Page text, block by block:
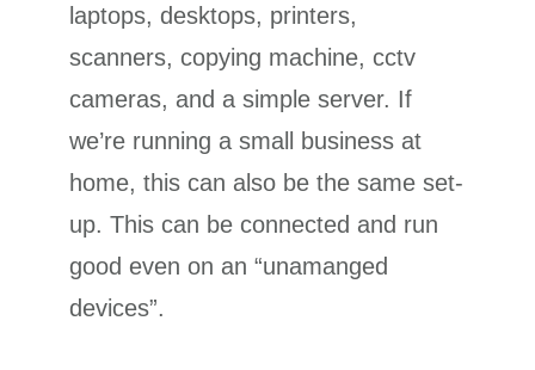
laptops, desktops, printers,
scanners, copying machine, cctv
cameras, and a simple server. If
we’re running a small business at
home, this can also be the same set-
up. This can be connected and run
good even on an “unamanged
devices”.